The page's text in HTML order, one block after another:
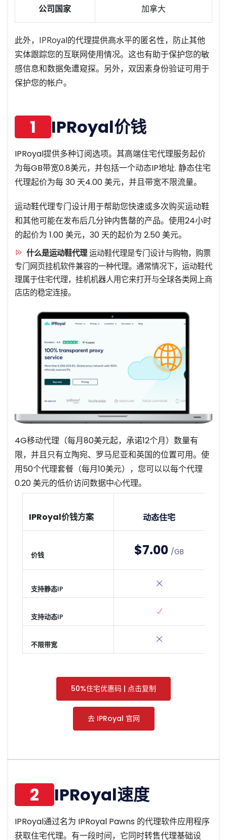
公司国家 加拿大
此外，IPRoyal的代理提供高水平的匿名性，防止其他
实体跟踪您的互联网使用情况。这也有助于保护您的敏
感信息和数据免遭窥探。另外，双因素身份验证可用于
保护您的帐户。
1 IPRoyal价钱
IPRoyal提供多种订阅选项。其高端住宅代理服务起价
为每GB带宽0.8美元，并包括一个动态IP地址. 静态住宅
代理起价为每 30 天4.00 美元，并且带宽不限流量。
运动鞋代理专门设计用于帮助您快速或多次购买运动鞋
和其他可能在发布后几分钟内售罄的产品。使用24小时
的起价为 1.00 美元，30 天的起价为 2.50 美元。
什么是运动鞋代理运动鞋代理是专门设计与购物，购票
专门网页挂机软件兼容的一种代理。通常情况下，运动鞋代
理属于住宅代理，挂机机器人用它来打开与全球各类网上商
店店的稳定连接。
4G移动代理（每月80美元起，承诺12个月）数量有
限，并且只有立陶宛、罗马尼亚和英国的位置可用。使
用50个代理套餐（每月10美元），您可以以每个代理
0.20 美元的低价访问数据中心代理。
IPRoyal价钱方案 动态住宅
价钱 $7.00 /GB
支持静态IP
支持动态IP
不限带宽
50%住宅优惠码 | 点击复制
去 IPRoyal 官网
2 IPRoyal速度
IPRoyal通过名为 IPRoyal Pawns 的代理软件应用程序
获取住宅代理。有一段时间，它同时转售代理基础设